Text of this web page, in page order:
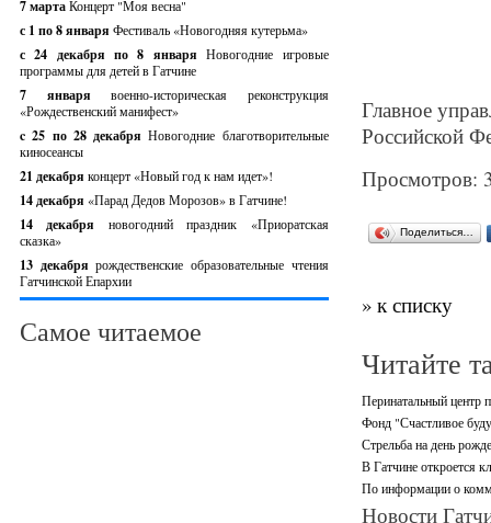
7 мартаКонцерт "Моя весна"
с 1 по 8 января Фестиваль «Новогодняя кутерьма»
с 24 декабря по 8 январяНовогодние игровые
программы для детей в Гатчине
7 январявоенно-историческая реконструкция
«Рождественский манифест»
c 25 по 28 декабряНовогодние благотворительные
киносеансы
21 декабря концерт «Новый год к нам идет»!
14 декабря «Парад Дедов Морозов» в Гатчине!
14 декабря новогодний праздник «Приоратская
сказка»
13 декабрярождественские образовательные чтения
Гатчинской Епархии
Самое читаемое
Главное
Российской
Просмотров:
Поделиться…
» к списку
Читайте
Перинатальный центр
Фонд "Счастливое
Стрельба на день
В Гатчине откроется
По информации о
Новости